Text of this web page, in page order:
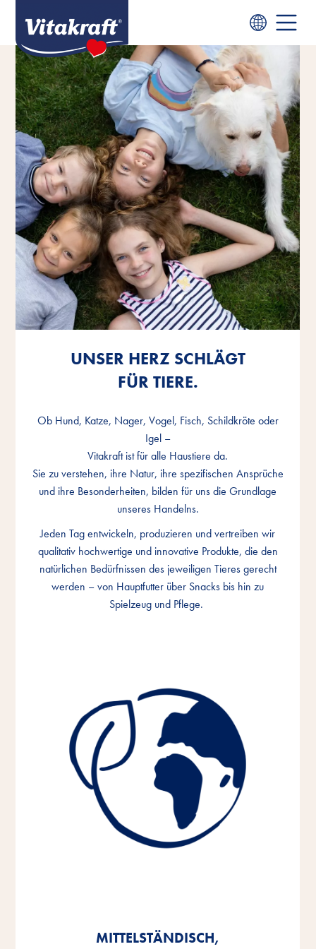
UNSER HERZ SCHLÄGT
FÜR TIERE.
Ob Hund, Katze, Nager, Vogel, Fisch, Schildkröte oder
Igel –
Vitakraft ist für alle Haustiere da.
Sie zu verstehen, ihre Natur, ihre spezifischen Ansprüche
und ihre Besonderheiten, bilden für uns die Grundlage
unseres Handelns.
Jeden Tag entwickeln, produzieren und vertreiben wir
qualitativ hochwertige und innovative Produkte, die den
natürlichen Bedürfnissen des jeweiligen Tieres gerecht
werden – von Hauptfutter über Snacks bis hin zu
Spielzeug und Pflege.
UNSER HERZ SCHLÄGT
FÜR TIERE.
Ob Hund, Katze, Nager, Vogel, Fisch, Schildkröte oder
Igel –
Vitakraft ist für alle Haustiere da.
Sie zu verstehen, ihre Natur, ihre spezifischen Ansprüche
und ihre Besonderheiten, bilden für uns die Grundlage
unseres Handelns.
Jeden Tag entwickeln, produzieren und vertreiben wir
qualitativ hochwertige und innovative Produkte, die den
natürlichen Bedürfnissen des jeweiligen Tieres gerecht
werden – von Hauptfutter über Snacks bis hin zu
Spielzeug und Pflege.
UNSER HERZ SCHLÄGT
FÜR TIERE.
Ob Hund, Katze, Nager, Vogel, Fisch, Schildkröte oder
Igel –
Vitakraft ist für alle Haustiere da.
Sie zu verstehen, ihre Natur, ihre spezifischen Ansprüche
und ihre Besonderheiten, bilden für uns die Grundlage
unseres Handelns.
Jeden Tag entwickeln, produzieren und vertreiben wir
qualitativ hochwertige und innovative Produkte, die den
natürlichen Bedürfnissen des jeweiligen Tieres gerecht
werden – von Hauptfutter über Snacks bis hin zu
Spielzeug und Pflege.
MITTELSTÄNDISCH,
MITTELSTÄNDISCH,
MITTELSTÄNDISCH,